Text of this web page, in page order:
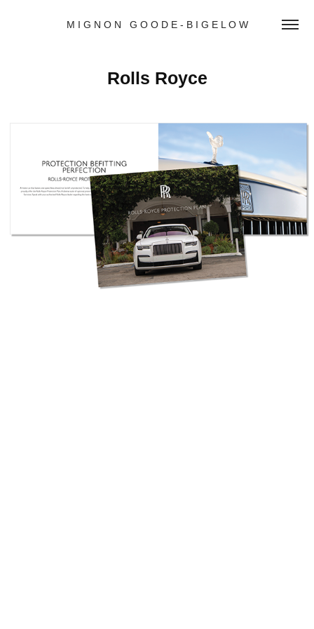
M I G N O N   G O O D E - B I G E L O W
Rolls Royce